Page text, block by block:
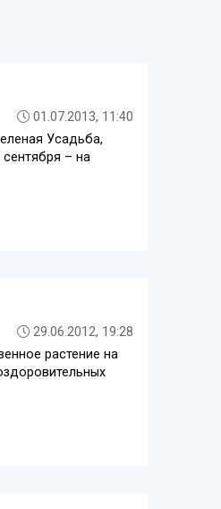
01.07.2013, 11:40
Усадьба,
– на
29.06.2012, 19:28
растение на